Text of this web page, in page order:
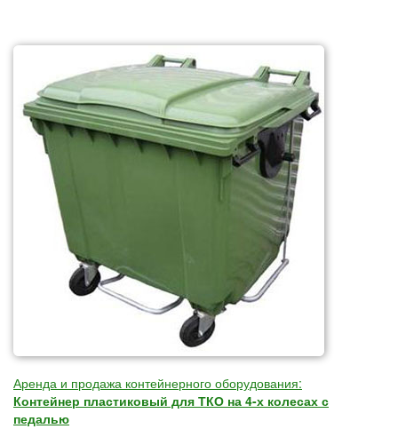
Аренда и продажа контейнерного оборудования:
Контейнер пластиковый для ТКО на 4-х колесах с
педалью